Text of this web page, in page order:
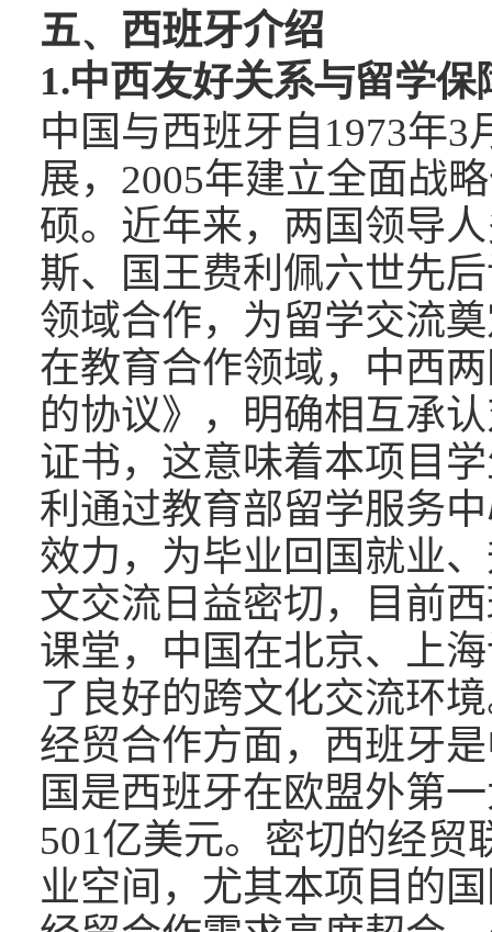
五、 西班牙介绍
1.中西友好关系与留学保
中国与西班牙自1973年3
展， 2005年建立全面战
硕。近年来，两国领导
斯、国王费利佩六世先
领域合作，为留学交流
在教育合作领域，中西
的协议》，明确相互承
证书，这意味着本项目
利通过教育部留学服务
效力，为毕业回国就业
文交流日益密切，目前
课堂，中国在北京、上
了良好的跨文化交流环
经贸合作方面，西班牙
国是西班牙在欧盟外第
501亿美元。密切的经贸
业空间，尤其本项目的